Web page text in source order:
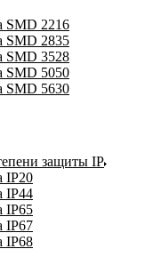
SMD 2216
SMD 2835
SMD 3528
SMD 5050
SMD 5630
защиты IP
IP20
IP44
IP65
IP67
IP68